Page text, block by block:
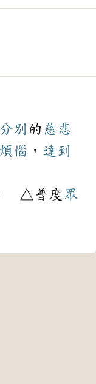
分別 的 慈悲
煩惱 ， 達到
△普度 眾